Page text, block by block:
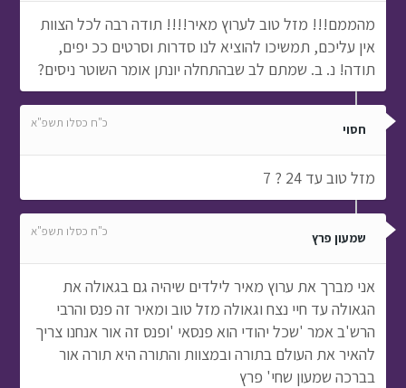
מהממם!!! מזל טוב לערוץ מאיר!!!! תודה רבה לכל הצוות
אין עליכם, תמשיכו להוציא לנו סדרות וסרטים ככ יפים,
תודה! נ. ב. שמתם לב שבהתחלה יונתן אומר השוטר ניסים?
חסוי כ"ח כסלו תשפ"א
מזל טוב עד 24 ? 7
שמעון פרץ כ"ח כסלו תשפ"א
אני מברך את ערוץ מאיר לילדים שיהיה גם בגאולה את
הגאולה עד חיי נצח וגאולה מזל טוב ומאיר זה פנס והרבי
הרש'ב אמר 'שכל יהודי הוא פנסאי 'ופנס זה אור אנחנו צריך
להאיר את העולם בתורה ובמצוות והתורה היא תורה אור
בברכה שמעון שחי' פרץ